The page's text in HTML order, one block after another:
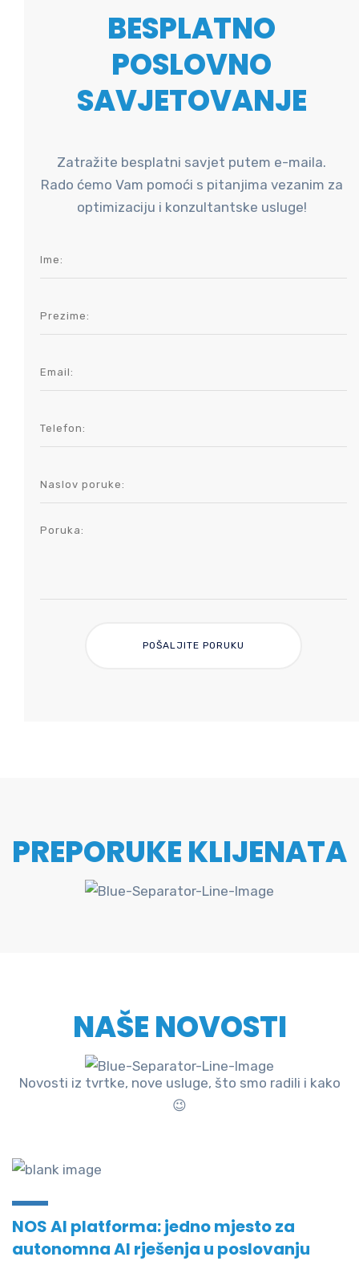
BESPLATNO
POSLOVNO
SAVJETOVANJE
Zatražite besplatni savjet putem e-maila.
Rado ćemo Vam pomoći s pitanjima vezanim za
optimizaciju i konzultantske usluge!
PREPORUKE KLIJENATA
NAŠE NOVOSTI
Novosti iz tvrtke, nove usluge, što smo radili i kako
😉
NOS AI platforma: jedno mjesto za
autonomna AI rješenja u poslovanju